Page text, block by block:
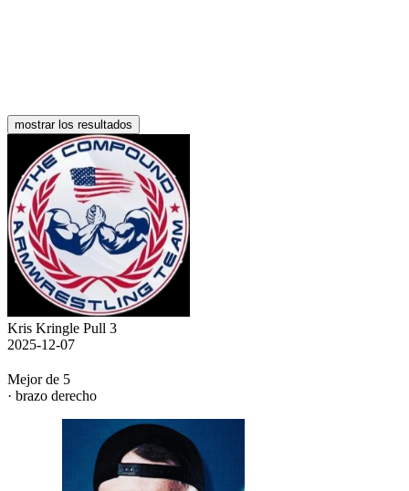
mostrar los resultados
Kris Kringle Pull 3
2025-12-07
Mejor de 5
· brazo derecho